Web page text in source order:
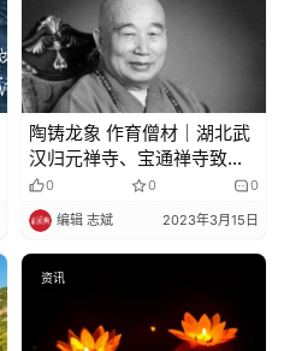
陶铸龙象 作育僧材｜湖北武
汉归元禅寺、宝通禅寺致唁
电悼念传印长老
0 0 0
编辑 志斌 2023年3月15日
资讯